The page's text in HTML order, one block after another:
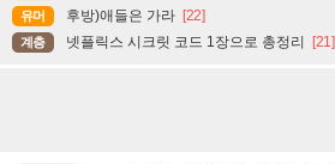
유머 후방)애들은 가라 [22]
계층 넷플릭스 시크릿 코드 1장으로 총정리 [21]